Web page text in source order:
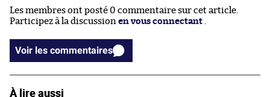
Les membres ont posté 0 commentaire sur cet article.
Participez à la discussion en vous connectant .
Voir les commentaires
À lire aussi